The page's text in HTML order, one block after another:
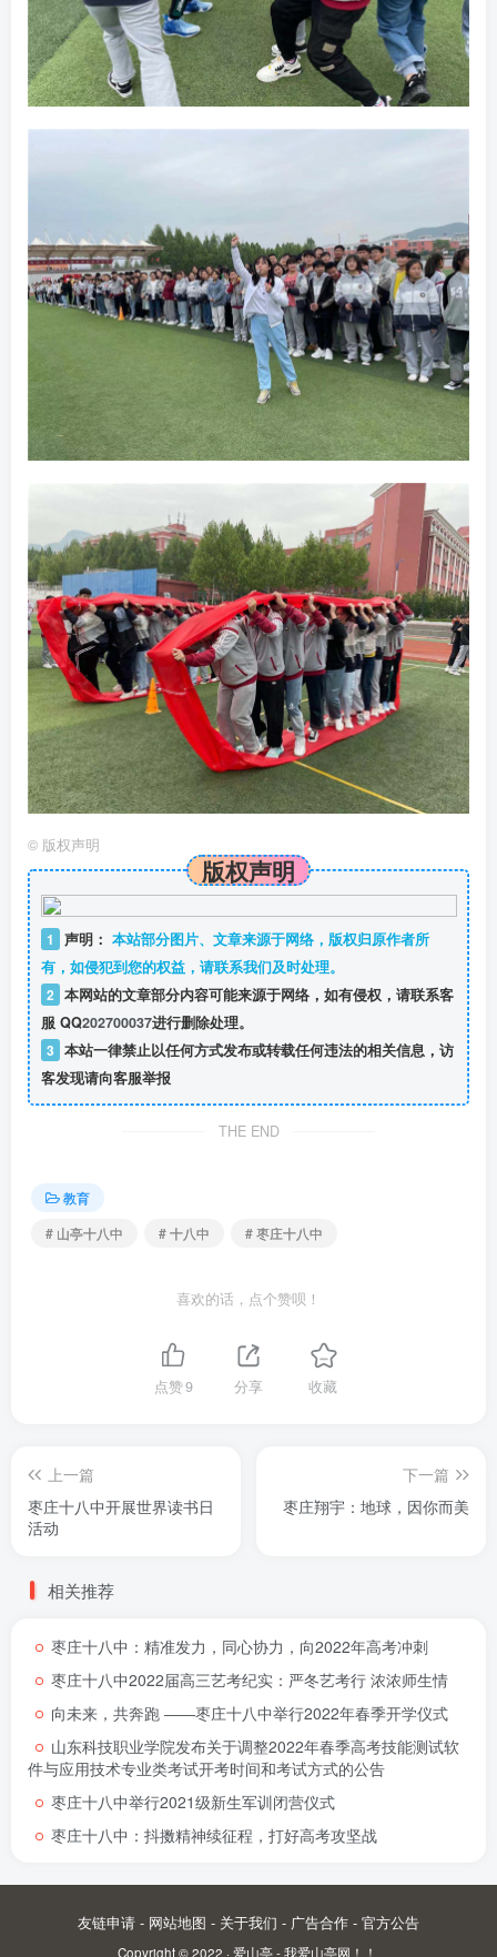
© 版权声明
版权声明
1 声明： 本站部分图片、文章来源于网络，版权归原作者所
有，如侵犯到您的权益，请联系我们及时处理。
2 本网站的文章部分内容可能来源于网络，如有侵权，请联系客
服 QQ202700037进行删除处理。
3 本站一律禁止以任何方式发布或转载任何违法的相关信息，访
客发现请向客服举报
THE END
教育
# 山亭十八中
# 十八中 # 枣庄十八中
喜欢的话，点个赞呗！
点赞9 分享 收藏
上一篇
枣庄十八中开展世界读书日
活动
下一篇
枣庄翔宇：地球，因你而美
相关推荐
枣庄十八中：精准发力，同心协力，向2022年高考冲刺
枣庄十八中2022届高三艺考纪实：严冬艺考行 浓浓师生情
向未来，共奔跑 ――枣庄十八中举行2022年春季开学仪式
山东科技职业学院发布关于调整2022年春季高考技能测试软
件与应用技术专业类考试开考时间和考试方式的公告
枣庄十八中举行2021级新生军训闭营仪式
枣庄十八中：抖擞精神续征程，打好高考攻坚战
友链申请 - 网站地图 - 关于我们 - 广告合作 - 官方公告
Copyright © 2022 · 爱山亭 - 我爱山亭网！！